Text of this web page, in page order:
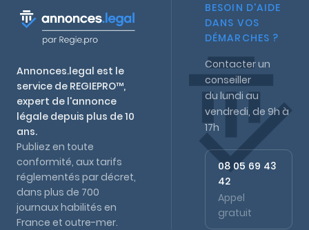
Annonces.legal est le
service de REGIEPRO™,
expert de l'annonce
légale depuis plus de 10
ans.
Publiez en toute
conformité, aux tarifs
réglementés par décret,
dans plus de 700
journaux habilités en
France et outre-mer.
BESOIN D'AIDE
DANS VOS
DÉMARCHES ?
Contacter un
conseiller
du lundi au
vendredi, de 9h à
17h
08 05 69 43
42
Appel
gratuit